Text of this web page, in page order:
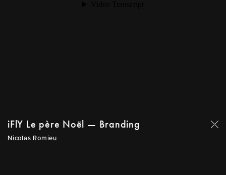
iFlY Le père Noël — Branding
Nicolas Romieu